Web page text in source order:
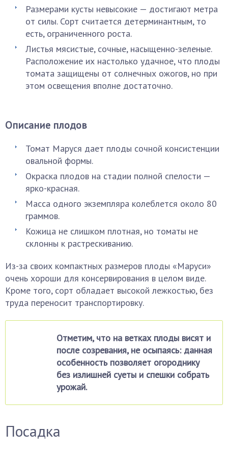
Размерами кусты невысокие — достигают метра
от силы. Сорт считается детерминантным, то
есть, ограниченного роста.
Листья мясистые, сочные, насыщенно-зеленые.
Расположение их настолько удачное, что плоды
томата защищены от солнечных ожогов, но при
этом освещения вполне достаточно.
Описание плодов
Томат Маруся дает плоды сочной консистенции
овальной формы.
Окраска плодов на стадии полной спелости —
ярко-красная.
Масса одного экземпляра колеблется около 80
граммов.
Кожица не слишком плотная, но томаты не
склонны к растрескиванию.
Из-за своих компактных размеров плоды «Маруси»
очень хороши для консервирования в целом виде.
Кроме того, сорт обладает высокой лежкостью, без
труда переносит транспортировку.
Отметим, что на ветках плоды висят и
после созревания, не осыпаясь: данная
особенность позволяет огороднику
без излишней суеты и спешки собрать
урожай.
Посадка